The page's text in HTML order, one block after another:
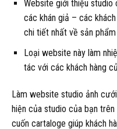
Website giới thiệu studio
các khán giả – các
chi tiết nhất về sản phẩm
Loại website này làm
tác với các khách hàng
Làm website studio ảnh
hiện của studio của bạn
cuốn cartaloge giúp khách